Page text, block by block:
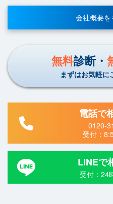
会社概要
無料診断・
まずはお気軽に
電話で
0120-
受付：
LINEで
受付：24